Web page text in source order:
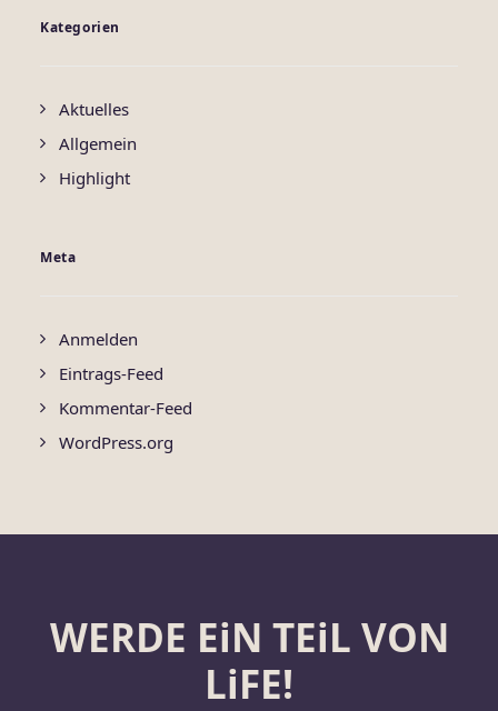
Kategorien
Aktuelles
Allgemein
Highlight
Meta
Anmelden
Eintrags-Feed
Kommentar-Feed
WordPress.org
WERDE EiN TEiL VON
LiFE!